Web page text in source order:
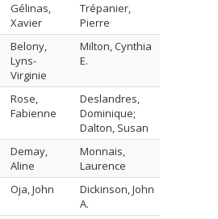
Gélinas,
Xavier
Trépanier,
Pierre
Belony,
Lyns-
Virginie
Milton, Cynthia
E.
Rose,
Fabienne
Deslandres,
Dominique;
Dalton, Susan
Demay,
Aline
Monnais,
Laurence
Oja, John
Dickinson, John
A.